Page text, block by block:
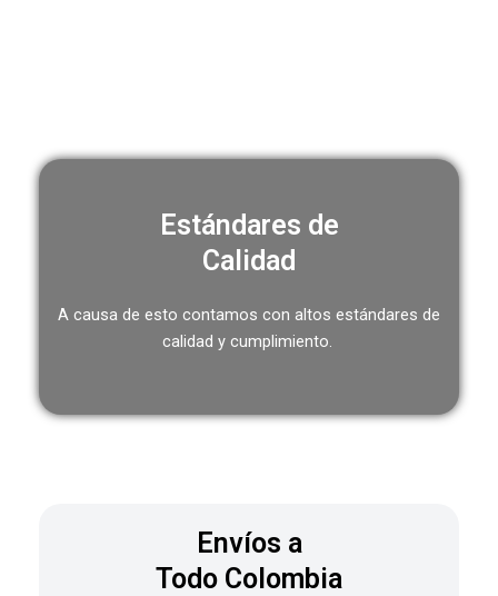
Estándares de
Calidad
A causa de esto contamos con altos estándares de
calidad y cumplimiento.
Envíos a
Todo Colombia